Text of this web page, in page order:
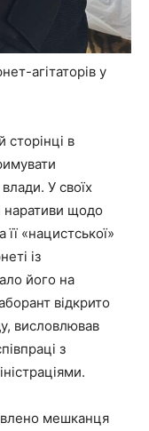
агітаторів у
сторінці в
У своїх
наративи щодо
її «нацистської»
із
його на
відкрито
висловлював
з
мешканця